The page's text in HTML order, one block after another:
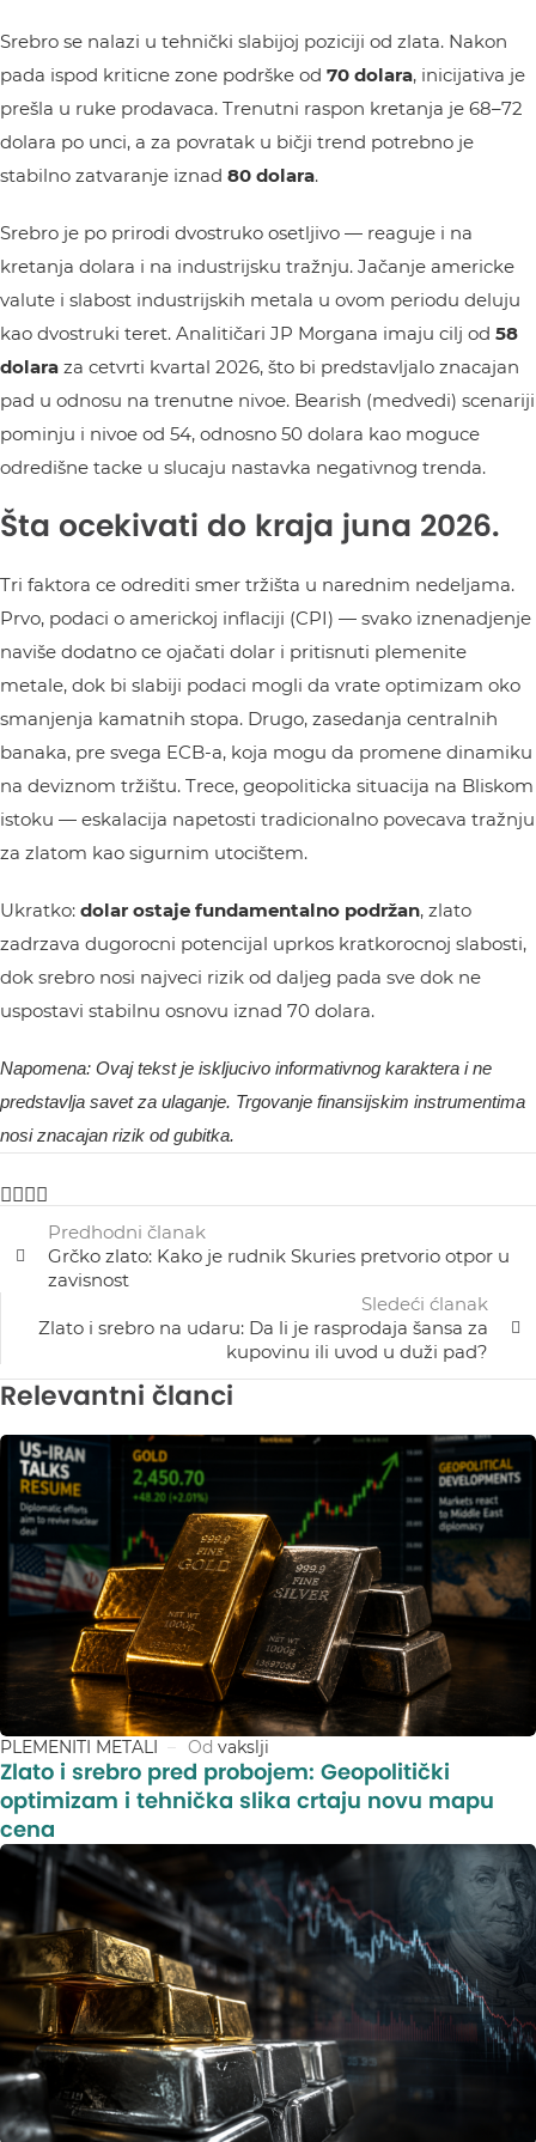
Srebro se nalazi u tehnički slabijoj poziciji od zlata. Nakon
pada ispod kriticne zone podrške od 70 dolara, inicijativa je
prešla u ruke prodavaca. Trenutni raspon kretanja je 68–72
dolara po unci, a za povratak u bičji trend potrebno je
stabilno zatvaranje iznad 80 dolara.
Srebro je po prirodi dvostruko osetljivo — reaguje i na
kretanja dolara i na industrijsku tražnju. Jačanje americke
valute i slabost industrijskih metala u ovom periodu deluju
kao dvostruki teret. Analitičari JP Morgana imaju cilj od 58
dolara za cetvrti kvartal 2026, što bi predstavljalo znacajan
pad u odnosu na trenutne nivoe. Bearish (medvedi) scenariji
pominju i nivoe od 54, odnosno 50 dolara kao moguce
odredišne tacke u slucaju nastavka negativnog trenda.
Šta ocekivati do kraja juna 2026.
Tri faktora ce odrediti smer tržišta u narednim nedeljama.
Prvo, podaci o americkoj inflaciji (CPI) — svako iznenadjenje
naviše dodatno ce ojačati dolar i pritisnuti plemenite
metale, dok bi slabiji podaci mogli da vrate optimizam oko
smanjenja kamatnih stopa. Drugo, zasedanja centralnih
banaka, pre svega ECB-a, koja mogu da promene dinamiku
na deviznom tržištu. Trece, geopoliticka situacija na Bliskom
istoku — eskalacija napetosti tradicionalno povecava tražnju
za zlatom kao sigurnim utocištem.
Ukratko: dolar ostaje fundamentalno podržan, zlato
zadrzava dugorocni potencijal uprkos kratkorocnoj slabosti,
dok srebro nosi najveci rizik od daljeg pada sve dok ne
uspostavi stabilnu osnovu iznad 70 dolara.
Napomena: Ovaj tekst je iskljucivo informativnog karaktera i ne
predstavlja savet za ulaganje. Trgovanje finansijskim instrumentima
nosi znacajan rizik od gubitka.
Predhodni članak
Grčko zlato: Kako je rudnik Skuries pretvorio otpor u
zavisnost
Sledeći ćlanak
Zlato i srebro na udaru: Da li je rasprodaja šansa za
kupovinu ili uvod u duži pad?
Relevantni članci
PLEMENITI METALI Od vakslji
Zlato i srebro pred probojem: Geopolitički
optimizam i tehnička slika crtaju novu mapu
cena